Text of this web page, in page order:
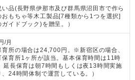
い品(長野県伊那市及び群馬県沼田市で作ら
おもちゃ等木工製品[7種類から1つを選択]
ガイドブック)を贈呈。
）
/月
育所の場合は24,700円。※新宿区の場合、
保育所1ヶ所が該当。基本保育時間は11時
延長保育は朝7時間もしくは夜13時間実施
、24時間体制で運営している。
）